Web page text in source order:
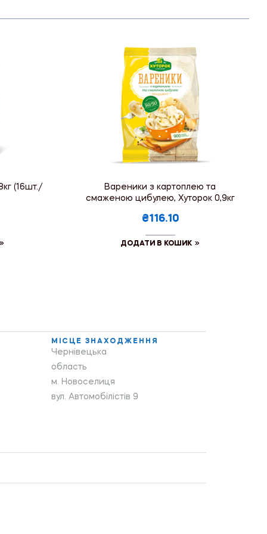
(16шт./
Вареники з картоплею та
смаженою цибулею, Хуторок 0,9кг
₴116.10
ДОДАТИ В КОШИК
МІСЦЕ ЗНАХОДЖЕННЯ
Чернівецька
область
м. Новоселиця
вул. Автомобілістів 9